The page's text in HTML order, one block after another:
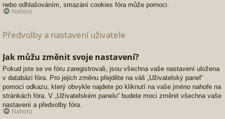
nebo odhlašováním, smazání cookies fóra může pomoci.
Nahoru
Předvolby a nastavení uživatele
Jak můžu změnit svoje nastavení?
Pokud jste se ve fóru zaregistrovali, jsou všechna vaše nastavení uložena
v databázi fóra. Pro jejich změnu přejděte na váš „Uživatelský panel“
pomocí odkazu, který obvykle najdete po kliknutí na vaše jméno nahoře na
stránkách fóra. V „Uživatelském panelu“ budete moci změnit všechna vaše
nastavení a předvolby fóra.
Nahoru